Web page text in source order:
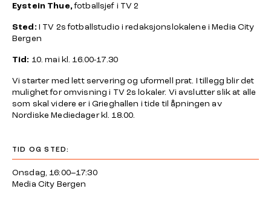
Eystein Thue,fotballsjef i TV 2
Sted:I TV 2s fotballstudio i redaksjonslokalene i Media City
Bergen
Tid: 10. mai kl. 16.00-17.30
Vi starter med lett servering og uformell prat. I tillegg blir det
mulighet for omvisning i TV 2s lokaler. Vi avslutter slik at alle
som skal videre er i Grieghallen i tide til åpningen av
Nordiske Mediedager kl. 18.00.
TID OG STED:
Onsdag, 16:00–17:30
Media City Bergen